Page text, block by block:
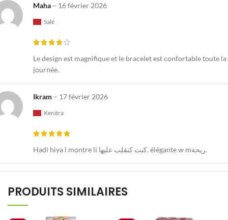
Maha – 16 février 2026
Salé
Le design est magnifique et le bracelet est confortable toute la
journée.
Ikram – 17 février 2026
Kenitra
Hadi hiya l montre li كنت كنقلب عليها, élégante w mريحة.
PRODUITS SIMILAIRES